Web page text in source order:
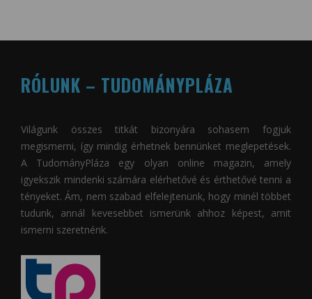
RÓLUNK – TUDOMÁNYPLÁZA
Világunk összes titkát bizonyára sohasem fogjuk
megismerni, így mindig érhetnek bennünket meglepetések.
A TudományPláza egy olyan online magazin, amely
igyekszik mindenki számára elérhetővé és érthetővé tenni a
tényeket. Ám, nem szabad elfelejtenünk, hogy minél többet
tudunk, annál kevesebbet ismerünk ahhoz képest, amit
ismerni szeretnénk.